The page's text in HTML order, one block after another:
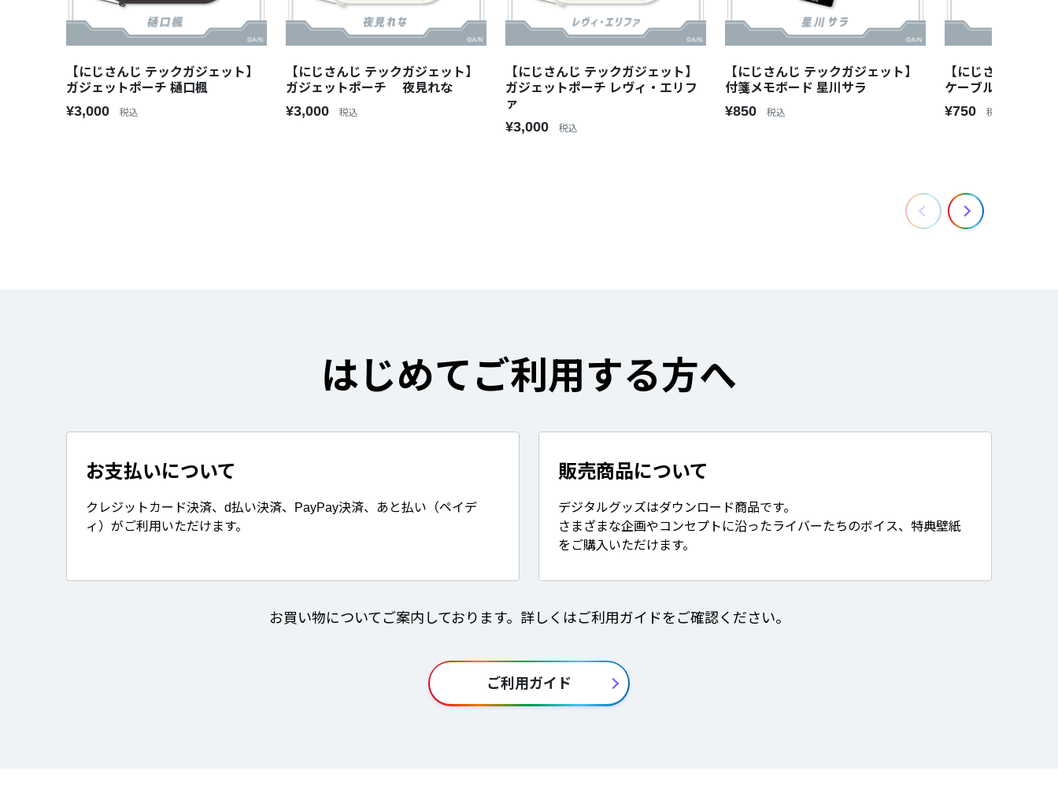
【にじさんじ テックガジェット】
ガジェットポーチ 樋口楓
¥3,000 税込
【にじさんじ テックガジェット】
ガジェットポーチ 夜見れな
¥3,000 税込
【にじさんじ テックガジェット】
ガジェットポーチ レヴィ・エリフ
ァ
¥3,000 税込
【にじさんじ テックガジェット】
付箋メモボード 星川サラ
¥850 税込
【にじさんじ テッ
ケーブルキャッチ
¥750 税込
はじめてご利用する方へ
お支払いについて
クレジットカード決済、d払い決済、PayPay決済、あと払い（ペイデ
ィ）がご利用いただけます。
販売商品について
デジタルグッズはダウンロード商品です。
さまざまな企画やコンセプトに沿ったライバーたちのボイス、特典壁紙
をご購入いただけます。
お買い物についてご案内しております。詳しくはご利用ガイドをご確認ください。
ご利用ガイド